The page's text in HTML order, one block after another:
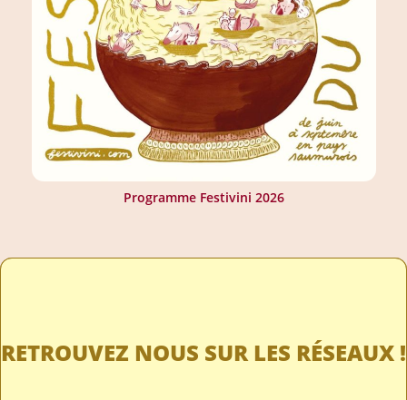
Programme Festivini 2026
RETROUVEZ NOUS SUR LES RÉSEAUX !